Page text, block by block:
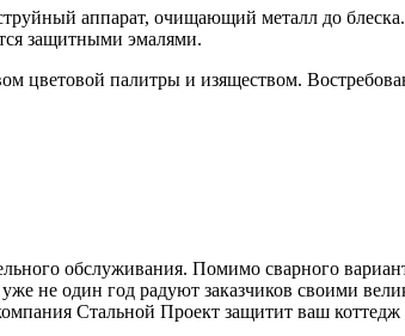
аппарат, очищающий металл до
защитными эмалями.
цветовой палитры и изяществом.
обслуживания. Помимо сварного
не один год радуют заказчиков своими
Стальной Проект защитит ваш